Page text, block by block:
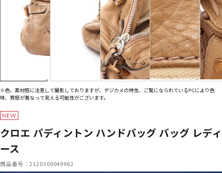
※色、素材感に注意して撮影しておりますが、デジカメの特性、ご覧になられているPCにより色
味、質感が異なって見える可能性がございます。
クロエ パディントン ハンドバッグ バッグ レディ
ース
商品番号：2120300049962